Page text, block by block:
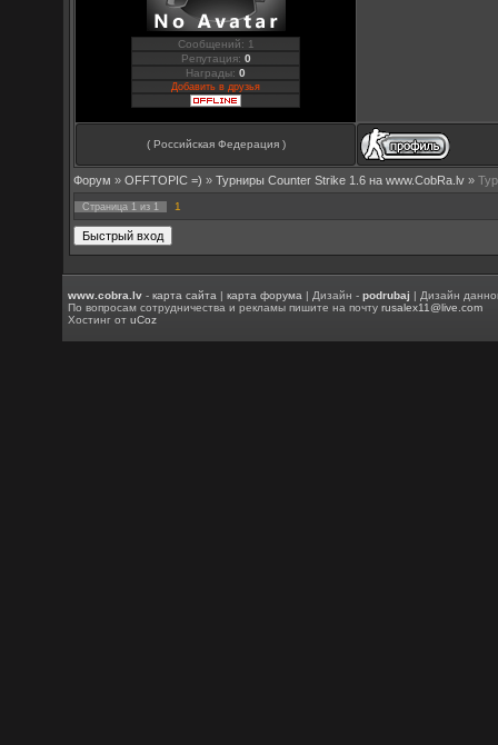
Сообщений: 1
Репутация: 0
Награды:0
Добавить в друзья
( Российская Федерация )
Форум » OFFTOPIC =) » Турниры Counter Strike 1.6 на www.CobRa.lv »
Страница 1 из 1 1
www.cobra.lv -карта сайта |карта форума | Дизайн -podrubaj | Дизайн
По вопросам сотрудничества и рекламы пишите на почтуrusalex11@live.com
Хостинг отuCoz